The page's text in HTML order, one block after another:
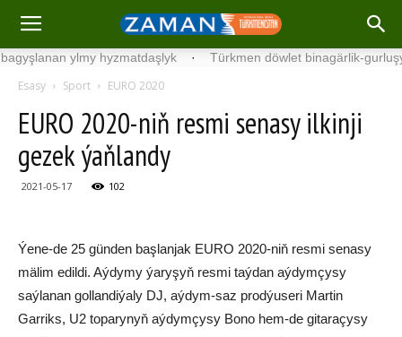
ylmy hyzmatdaşlyk · Türkmen döwlet binagärlik-gurluşyk
Esasy Sport EURO 2020
EURO 2020-niň resmi senasy ilkinji
gezek ýaňlandy
2021-05-17 102
Ýene-de 25 günden başlanjak EURO 2020-niň resmi senasy
mälim edildi. Aýdymy ýaryşyň resmi taýdan aýdymçysy
saýlanan gollandiýaly DJ, aýdym-saz prodýuseri Martin
Garriks, U2 toparynyň aýdymçysy Bono hem-de gitaraçysy